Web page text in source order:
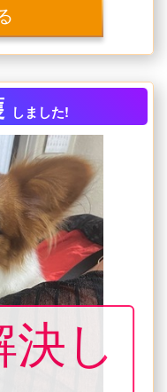
し
しました!